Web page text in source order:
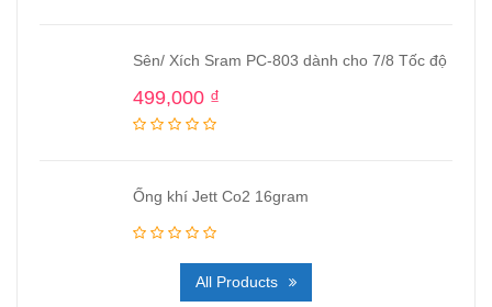
Sên/ Xích Sram PC-803 dành cho 7/8 Tốc độ
499,000 ₫
Ống khí Jett Co2 16gram
All Products